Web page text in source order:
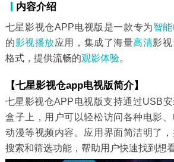
内容介绍
七星影视仓APP电视版是一款专为智
的影视播放应用，集成了海量高清影视
格式，提供流畅的观影体验。
【七星影视仓app电视版简介】
七星影视仓APP电视版支持通过USB
盒子上，用户可以轻松访问各种电影
动漫等视频内容。应用界面简洁明了
搜索和筛选功能，帮助用户快速找到想